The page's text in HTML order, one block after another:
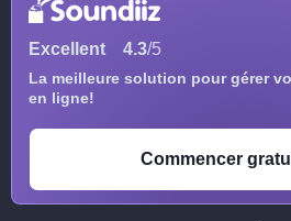
Excellent 4.3/5
La meilleure solution pour gérer
en ligne!
Commencer